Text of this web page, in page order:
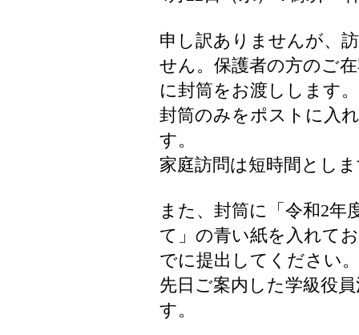
申し訳ありませんが、
せん。保護者の方のご
に封筒をお渡しします
封筒のみをポストに入
す。
家庭訪問は短時間とし
また、封筒に「令和2
て」の青い紙を入れて
でに提出してください。
先日ご案内した学級役
す。